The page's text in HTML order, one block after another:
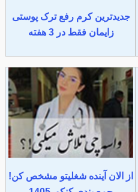
جدیدترین کرم رفع ترک پوستی
زایمان فقط در 3 هفته
از الان آینده شغلیتو مشخص کن!